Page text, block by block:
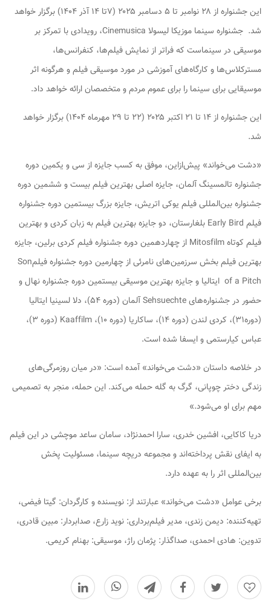
این جشنواره از ۲۸ نوامبر تا ۵ دسامبر ۲۰۲۵ (۷تا ۱۴ آذر ۱۴۰۴) برگزار خواهد
شد. جشنواره سینما موزیکا لیسولا Cinemusica، رویدادی با تمرکز بر
موسیقی در سینماست که فراتر از نمایش فیلم‌ها، کنفرانس‌ها،
مسترکلاس‌ها و کارگاه‌های آموزشی در مورد موسیقی فیلم و هرگونه اثر
موسیقایی برای سینما را برای عموم مردم و متخصصان ارائه خواهد داد.
این جشنواره از ۱۴ تا ۲۱ اکتبر ۲۰۲۵ (۲۲ تا ۲۹ مهرماه ۱۴۰۴) برگزار خواهد
شد.
«دشت می‌خواند» پیش‌ازاین، موفق به کسب جایزه از سی و یکمین دوره
جشنواره تالمسینگ آلمان، جایزه اصلی بهترین فیلم بیست و ششمین دوره
جشنواره بین‌المللی فیلم یوکی اتریش، جایزه بزرگ بیستمین دوره جشنواره
فیلم Early Bird بلغارستان، دو جایزه بهترین فیلم به زبان کردی و بهترین
فیلم کوتاه Mitosfilm از چهاردهمین دوره جشنواره فیلم کردی برلین، جایزه
بهترین فیلم بخش سرزمین‌های نامرئی از چهارمین دوره جشنواره فیلمSon
of a Pitch ایتالیا و جایزه بهترین موسیقی بیستمین دوره جشنواره نهال و
حضور در جشنواره‌های Sehsuechte آلمان (دوره ۵۴)، دلا لسینیا ایتالیا
(دوره۳۱)، کردی لندن (دوره ۱۴)، ساکاریا (دوره ۱۰)، Kaaffilm (دوره ۳)،
عباس کیارستمی و ایسفا شده است.
در خلاصه داستان «دشت می‌خواند» آمده است: «در میان روزمرگی‌های
زندگی دختر چوپانی، گرگ به گله حمله می‌کند. این حمله، منجر به تصمیمی
مهم برای او می‌شود.»
دریا کاکایی، افشین خدری، سارا احمدنژاد، سامان ساعد موچشی در این فیلم
به ایفای نقش پرداخته‌اند و مجموعه دریچه سینما، مسئولیت پخش
بین‌المللی اثر را به عهده دارد.
برخی عوامل «دشت می‌خواند» عبارتند از: نویسنده و کارگردان: گیتا فیضی،
تهیه‌کننده: دیمن زندی، مدیر فیلم‌برداری: نوید زارع، صدابردار: مبین قادری،
تدوین: هادی احمدی، صداگذار: پژمان راژ، موسیقی: بهنام کریمی.
0